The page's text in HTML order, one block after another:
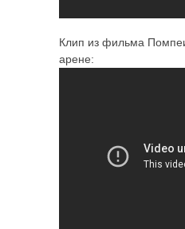
Клип из фильма
арене: